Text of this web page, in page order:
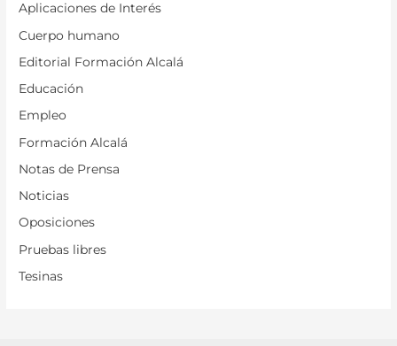
Aplicaciones de Interés
Cuerpo humano
Editorial Formación Alcalá
Educación
Empleo
Formación Alcalá
Notas de Prensa
Noticias
Oposiciones
Pruebas libres
Tesinas